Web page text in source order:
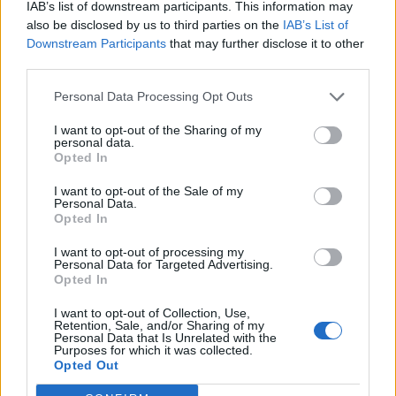
IAB’s list of downstream participants. This information may
also be disclosed by us to third parties on the IAB’s List of
Downstream Participants that may further disclose it to other
Personal Data Processing Opt Outs
I want to opt-out of the Sharing of my
personal data.
Opted In
I want to opt-out of the Sale of my
Personal Data.
Opted In
I want to opt-out of processing my
Personal Data for Targeted Advertising.
Opted In
I want to opt-out of Collection, Use,
Retention, Sale, and/or Sharing of my
Personal Data that Is Unrelated with the
Purposes for which it was collected.
Opted Out
genéticas na espécie humana. A adaptação observada,
afirma, ocorre por meio da neuroplasticidade, processo
pelo qual os circuitos neurais se reorganizam em
“O principal desafio é preservar a capacidade de reflexão
profunda em um contexto marcado pela abundância de
informações e pela rápida evolução tecnológica. O
potencial cognitivo humano permanece, mas o seu
desenvolvimento depende de como o cérebro é
exercitado no cotidiano”, finalizou Fabiano de Abreu
Agrela Rodrigues.
Ígor Lopes
Por Ígor Lopes
O “Millennium Estoril Open 2026” decorreu entre os
dias 18 e 26 de julho, no Clube de Ténis do Estoril, em
Cascais, a oeste de Lisboa, assinalando o regresso da
competição ao circuito “ATP Tour” na categoria “ATP
circuito “Challenger”. O francês Luca Van Assche
conquistou o primeiro título ATP da carreira ao
uma edição marcada pela elevada competitividade, pela
forte presença de tenistas portugueses e pela projeção
O torneio arrancou com a fase de qualificação, nos dias
18 e 19 de julho, reunindo dezenas de atletas em busca
de um lugar no quadro principal. A cerimónia de